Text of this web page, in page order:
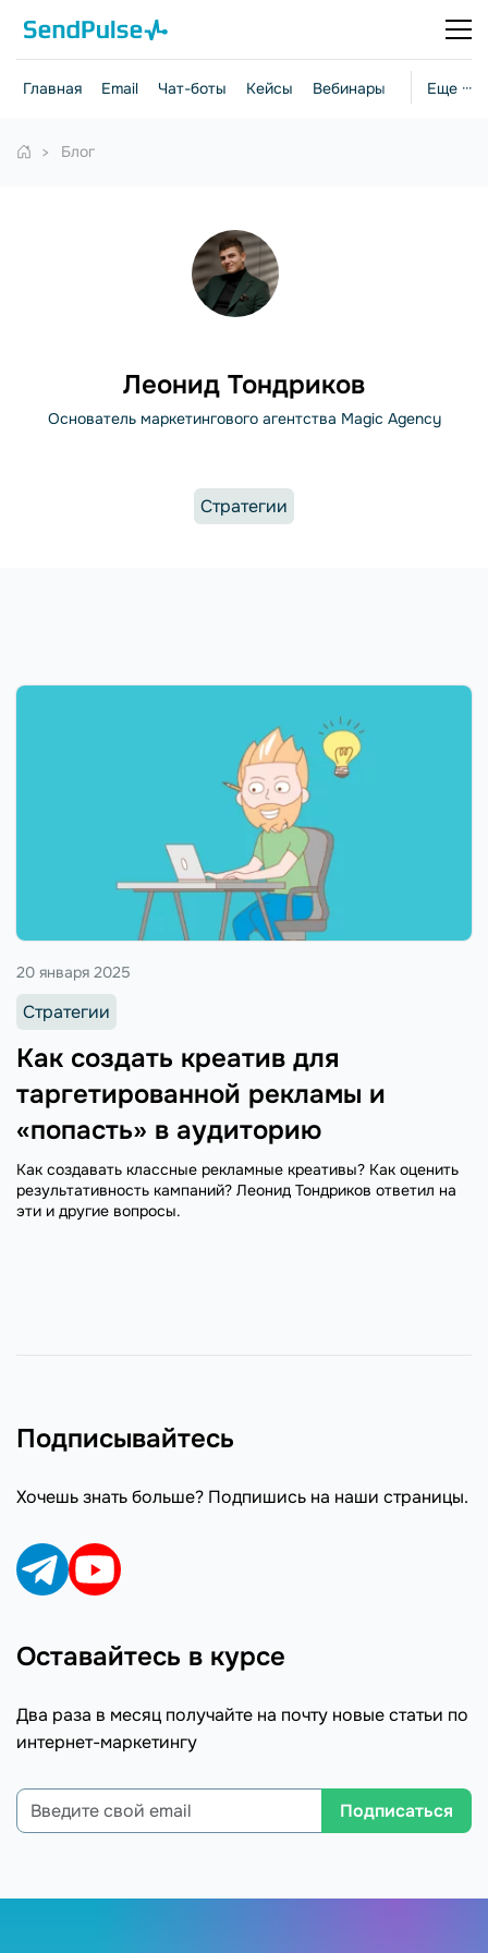
Еще ···
Главная Email Чат-боты Кейсы Вебинары Стратегии
Блог
Леонид Тондриков
Основатель маркетингового агентства Magic Agency
Стратегии
Как создать креатив для
таргетированной рекламы и
«попасть» в аудиторию
20 января 2025
Стратегии
Как создавать классные рекламные креативы? Как оценить
результативность кампаний? Леонид Тондриков ответил на
эти и другие вопросы.
Подписывайтесь
Хочешь знать больше? Подпишись на наши страницы.
Оставайтесь в курсе
Два раза в месяц получайте на почту новые статьи по
интернет-маркетингу
Подписаться